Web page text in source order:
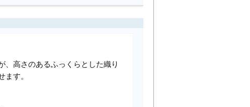
、高さのあるふっくらとした織り
す。